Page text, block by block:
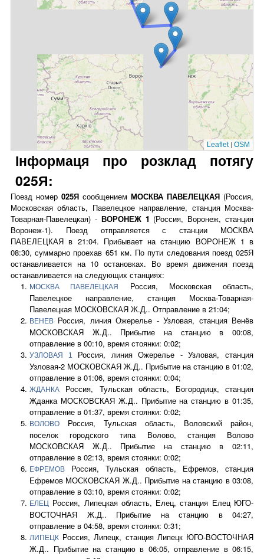
Leaflet| OSM
Інформаця про розклад потягу
025Я:
Поезд номер 025Я сообщением МОСКВА ПАВЕЛЕЦКАЯ (Россия,
Московская область, Павелецкое направление, станция Москва-
Товарная-Павелецкая) - ВОРОНЕЖ 1 (Россия, Воронеж, станция
Воронеж-1). Поезд отправляется с станции МОСКВА
ПАВЕЛЕЦКАЯ в 21:04. Прибывает на станцию ВОРОНЕЖ 1 в
08:30, суммарно проехав 651 км. По пути следования поезд 025Я
останавливается на 10 остановках. Во время движения поезд
останавливается на следующих станциях:
МОСКВА ПАВЕЛЕЦКАЯ
Россия, Московская область,
Павелецкое направление, станция Москва-Товарная-
Павелецкая МОСКОВСКАЯ Ж.Д.. Отправление в 21:04;
ВЕНЕВ Россия, линия Ожерелье - Узловая, станция Венёв
МОСКОВСКАЯ Ж.Д.. Прибытие на станцию в 00:08,
отправление в 00:10, время стоянки: 0:02;
УЗЛОВАЯ 1
Россия, линия Ожерелье - Узловая, станция
Узловая-2 МОСКОВСКАЯ Ж.Д.. Прибытие на станцию в 01:02,
отправление в 01:06, время стоянки: 0:04;
ЖДАНКА
Россия, Тульская область, Богородицк, станция
Жданка МОСКОВСКАЯ Ж.Д.. Прибытие на станцию в 01:35,
отправление в 01:37, время стоянки: 0:02;
ВОЛОВО
Россия, Тульская область, Воловский район,
поселок городского типа Волово, станция Волово
МОСКОВСКАЯ Ж.Д.. Прибытие на станцию в 02:11,
отправление в 02:13, время стоянки: 0:02;
ЕФРЕМОВ
Россия, Тульская область, Ефремов, станция
Ефремов МОСКОВСКАЯ Ж.Д.. Прибытие на станцию в 03:08,
отправление в 03:10, время стоянки: 0:02;
ЕЛЕЦ Россия, Липецкая область, Елец, станция Елец ЮГО-
ВОСТОЧНАЯ Ж.Д.. Прибытие на станцию в 04:27,
отправление в 04:58, время стоянки: 0:31;
ЛИПЕЦК Россия, Липецк, станция Липецк ЮГО-ВОСТОЧНАЯ
Ж.Д.. Прибытие на станцию в 06:05, отправление в 06:15,